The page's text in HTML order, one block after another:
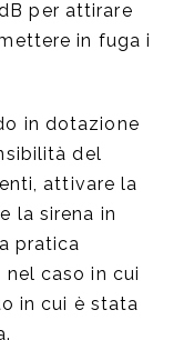
per attirare
in fuga i
in dotazione
del
attivare la
la sirena in
pratica
nel caso in cui
in cui è stata